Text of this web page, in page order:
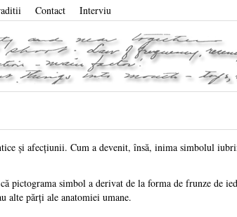
Contact Interviu
şi afecţiunii. Cum a devenit, însă, inima simbolul
pictograma simbol a derivat de la forma de frunze de
alte părţi ale anatomiei umane.